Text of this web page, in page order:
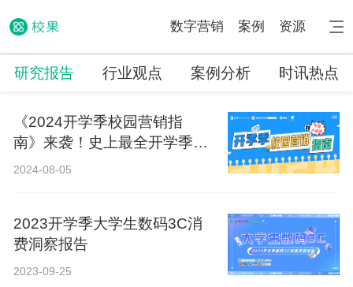
数字营销 案例 资源
研究报告 行业观点 案例分析 时讯热点
《2024开学季校园营销指
南》来袭！史上最全开学季营
销攻略！
2024-08-05
2023开学季大学生数码3C消
费洞察报告
2023-09-25